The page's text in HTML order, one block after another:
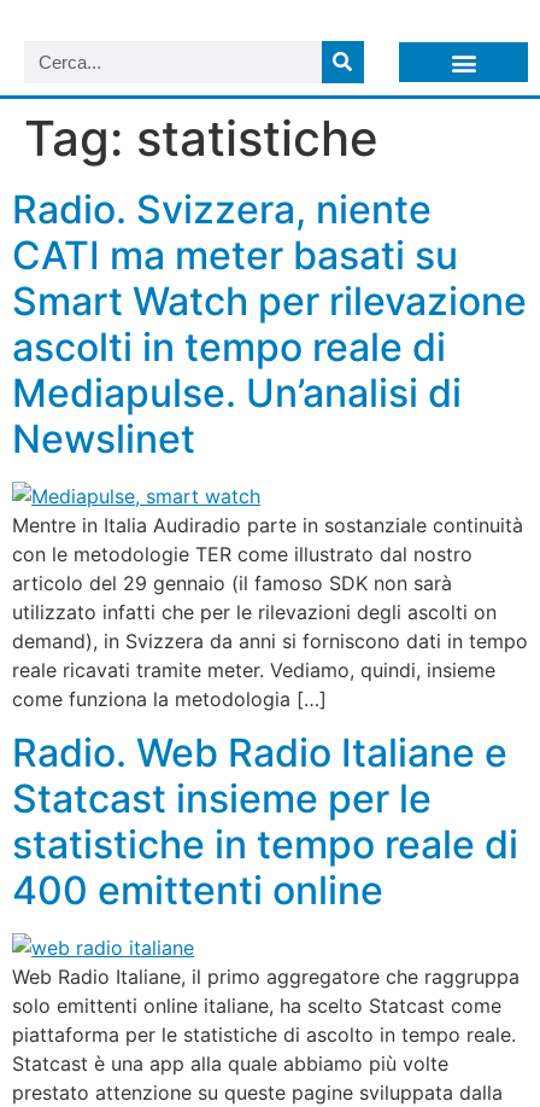
Tag: statistiche
Radio. Svizzera, niente
CATI ma meter basati su
Smart Watch per rilevazione
ascolti in tempo reale di
Mediapulse. Un’analisi di
Newslinet
Mentre in Italia Audiradio parte in sostanziale continuità
con le metodologie TER come illustrato dal nostro
articolo del 29 gennaio (il famoso SDK non sarà
utilizzato infatti che per le rilevazioni degli ascolti on
demand), in Svizzera da anni si forniscono dati in tempo
reale ricavati tramite meter. Vediamo, quindi, insieme
come funziona la metodologia […]
Radio. Web Radio Italiane e
Statcast insieme per le
statistiche in tempo reale di
400 emittenti online
Web Radio Italiane, il primo aggregatore che raggruppa
solo emittenti online italiane, ha scelto Statcast come
piattaforma per le statistiche di ascolto in tempo reale.
Statcast è una app alla quale abbiamo più volte
prestato attenzione su queste pagine sviluppata dalla